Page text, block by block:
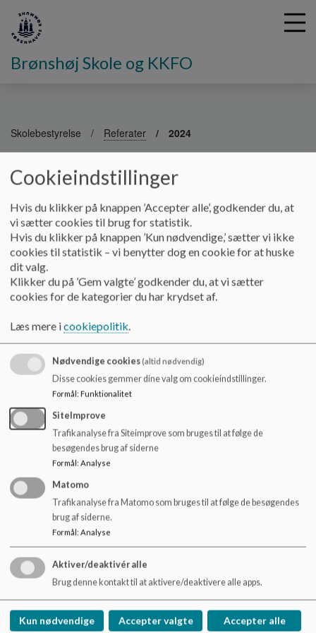
Brønshøj Skole og KKFO
Skolebestyrelse Referater 2024
2024
Referater
Dokumenter
Referat 19.08.24_0.pdf
Referat d. 27.5.24_0.pdf
Referat 16.9.24_0.pdf
Referat 28.10.24_0.pdf
Referat 25.11.24 _0.pdf
Brønshøj Skole
Klintholmvej 5, 2700 Brønshøj
Brh@kk.dk
+45 33 66 48 68
Cookieindstillinger
Hvis du klikker på knappen ’Accepter alle’, godkender du, at
vi sætter cookies til brug for statistik.
Hvis du klikker på knappen ’Kun nødvendige,’ sætter vi ikke
cookies til statistik – vi benytter dog en cookie for at huske
dit valg.
Klikker du på ’Gem valgte’ godkender du, at vi sætter
cookies for de kategorier du har krydset af.
Læs mere icookiepolitik.
Nødvendige cookies(altid nødvendig)
Disse cookies gemmer dine valg om cookieindstillinger.
Formål: Funktionalitet
SiteImprove
Trafikanalyse fra Siteimprove som bruges til at følge de
besøgendes brug af siderne
Formål: Analyse
Matomo
Trafikanalyse fra Matomo som bruges til at følge de besøgendes
brug af siderne.
Formål: Analyse
Aktiver/deaktivér alle
Brug denne kontakt til at aktivere/deaktivere alle apps.
Kun nødvendige Accepter valgte Accepter alle